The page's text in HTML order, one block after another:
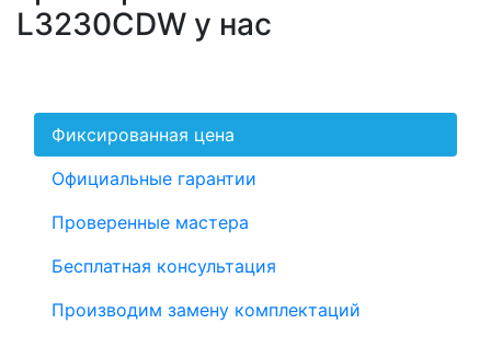
L3230CDW у нас
Фиксированная цена
Официальные гарантии
Проверенные мастера
Бесплатная консультация
Производим замену комплектаций